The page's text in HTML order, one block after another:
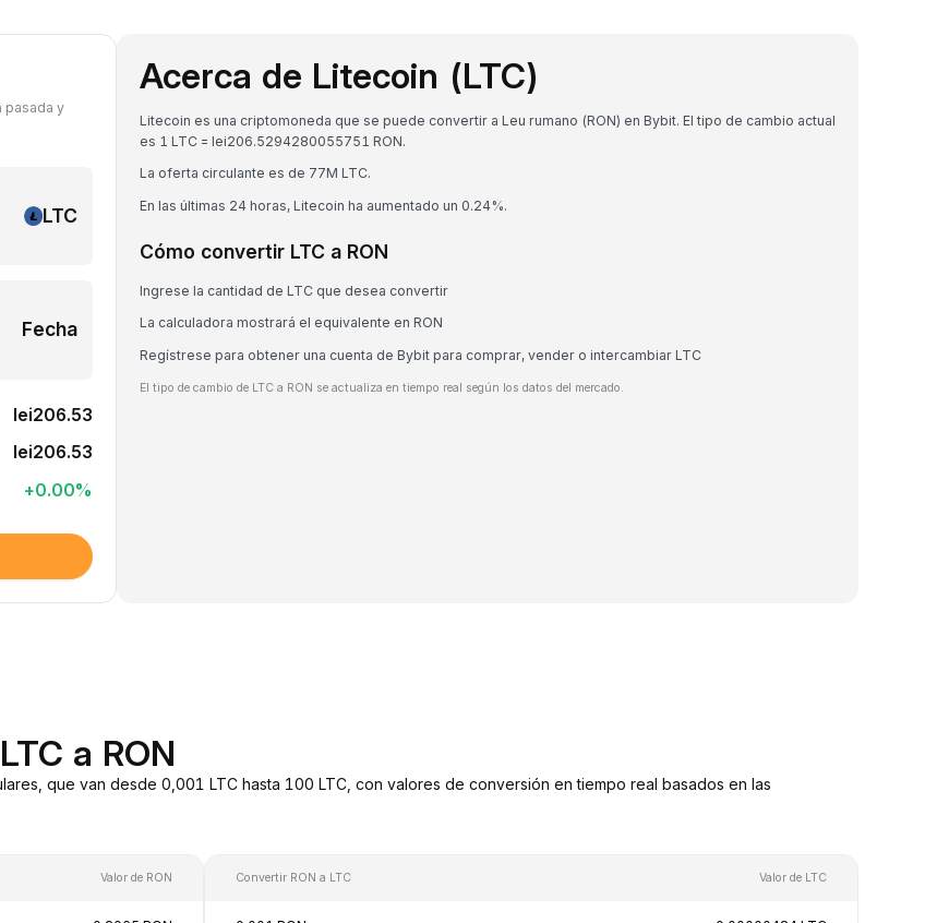
pasada y
LTC
Fecha
lei206.53
lei206.53
+0.00%
Acerca de Litecoin (LTC)
Litecoin es una criptomoneda que se puede convertir a Leu rumano (RON) en Bybit. El tipo de cambio actual
es 1 LTC = lei206.5294280055751 RON.
La oferta circulante es de 77M LTC.
En las últimas 24 horas, Litecoin ha aumentado un 0.24%.
Cómo convertir LTC a RON
Ingrese la cantidad de LTC que desea convertir
La calculadora mostrará el equivalente en RON
Regístrese para obtener una cuenta de Bybit para comprar, vender o intercambiar LTC
El tipo de cambio de LTC a RON se actualiza en tiempo real según los datos del mercado.
a RON
que van desde 0,001 LTC hasta 100 LTC, con valores de conversión en tiempo real basados en las
Valor de RON Convertir RON a LTC Valor de LTC